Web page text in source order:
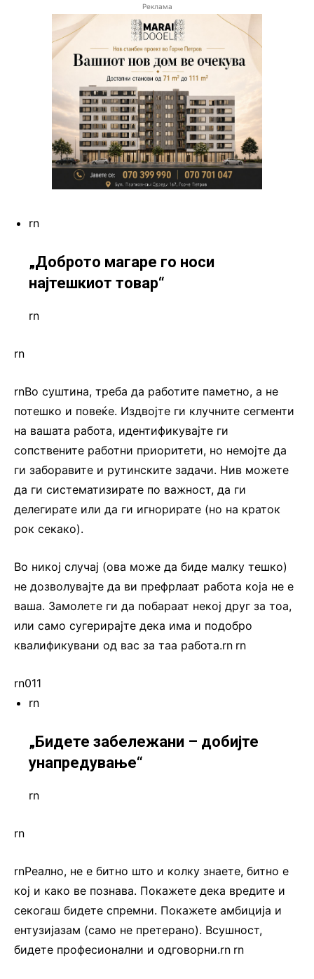
Реклама
rn
„Доброто магаре го носи
најтешкиот товар“
rn
rn
rnВо суштина, треба да работите паметно, а не
потешко и повеќе. Издвојте ги клучните сегменти
на вашата работа, идентификувајте ги
сопствените работни приоритети, но немојте да
ги заборавите и рутинските задачи. Нив можете
да ги систематизирате по важност, да ги
делегирате или да ги игнорирате (но на краток
рок секако).
Во никој случај (ова може да биде малку тешко)
не дозволувајте да ви префрлаат работа која не е
ваша. Замолете ги да побараат некој друг за тоа,
или само сугерирајте дека има и подобро
квалификувани од вас за таа работа.rn rn
rn011
rn
„Бидете забележани – добијте
унапредување“
rn
rn
rnРеално, не е битно што и колку знаете, битно е
кој и како ве познава. Покажете дека вредите и
секогаш бидете спремни. Покажете амбиција и
ентузијазам (само не претерано). Всушност,
бидете професионални и одговорни.rn rn